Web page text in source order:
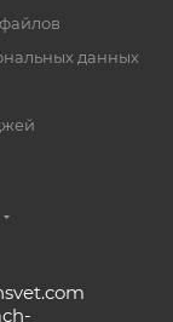
данных